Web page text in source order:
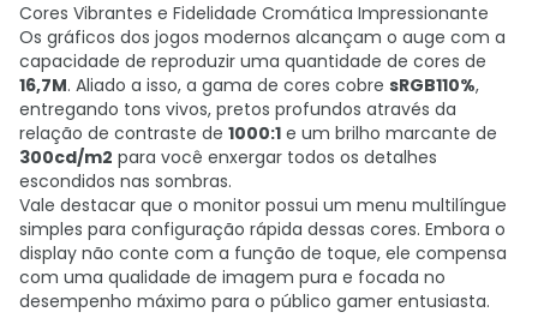
Cores Vibrantes e Fidelidade Cromática Impressionante
Os gráficos dos jogos modernos alcançam o auge com a
capacidade de reproduzir uma quantidade de cores de
16,7M. Aliado a isso, a gama de cores cobre sRGB110%,
entregando tons vivos, pretos profundos através da
relação de contraste de 1000:1 e um brilho marcante de
300cd/m2 para você enxergar todos os detalhes
escondidos nas sombras.
Vale destacar que o monitor possui um menu multilíngue
simples para configuração rápida dessas cores. Embora o
display não conte com a função de toque, ele compensa
com uma qualidade de imagem pura e focada no
desempenho máximo para o público gamer entusiasta.